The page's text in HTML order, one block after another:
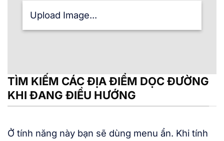
Upload Image...
TÌM KIẾM CÁC ĐỊA ĐIỂM DỌC ĐƯỜNG
KHI ĐANG ĐIỀU HƯỚNG
Ở tính năng này bạn sẽ dùng menu ẩn. Khi tính